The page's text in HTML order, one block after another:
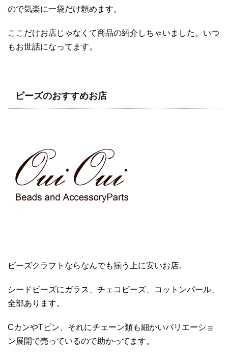
ので気楽に一袋だけ頼めます。
ここだけお店じゃなくて商品の紹介しちゃいました。いつ
もお世話になってます。
ビーズのおすすめお店
ビーズクラフトならなんでも揃う上に安いお店。
シードビーズにガラス、チェコビーズ、コットンパール、
全部あります。
CカンやTピン、それにチェーン類も細かいバリエーショ
ン展開で売っているので助かってます。